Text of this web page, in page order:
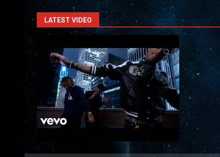
LATEST VIDEO